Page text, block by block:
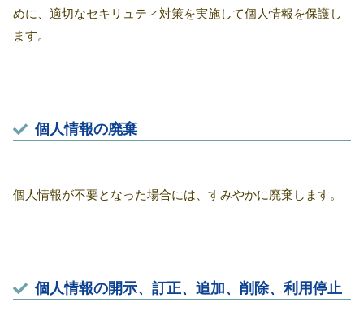
めに、適切なセキリュティ対策を実施して個人情報を保護し
ます。
個人情報の廃棄
個人情報が不要となった場合には、すみやかに廃棄します。
個人情報の開示、訂正、追加、削除、利用停止